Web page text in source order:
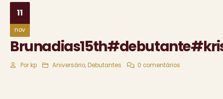
11
nov
Por kp Aniversário,Debutantes 0 comentários